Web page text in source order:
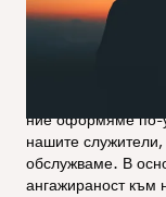
Като европейски
глобален обхват,
ние оформяме по-
нашите
обслужваме. В
ангажираност към